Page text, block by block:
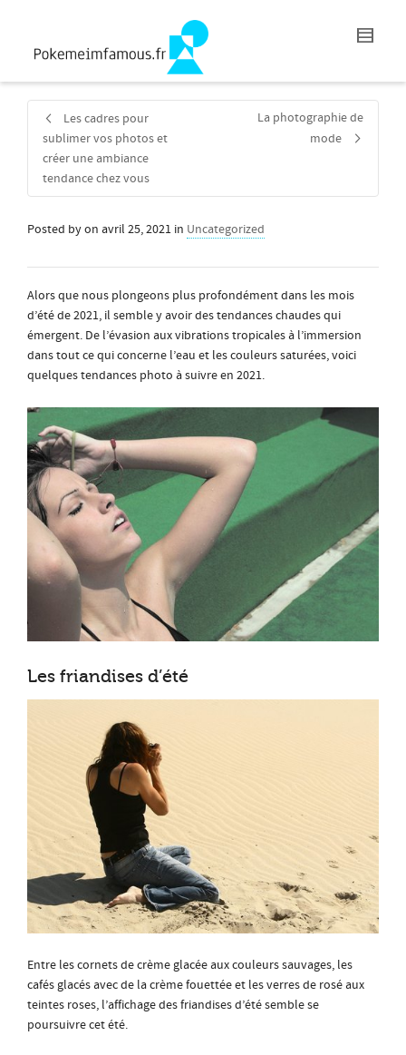
Les cadres pour
sublimer vos photos et
créer une ambiance
tendance chez vous
La photographie de
mode
Posted byon avril 25, 2021 in Uncategorized
Alors que nous plongeons plus profondément dans les mois
d’été de 2021, il semble y avoir des tendances chaudes qui
émergent. De l’évasion aux vibrations tropicales à l’immersion
dans tout ce qui concerne l’eau et les couleurs saturées, voici
quelques tendances photo à suivre en 2021.
Les friandises d’été
Entre les cornets de crème glacée aux couleurs sauvages, les
cafés glacés avec de la crème fouettée et les verres de rosé aux
teintes roses, l’affichage des friandises d’été semble se
poursuivre cet été.